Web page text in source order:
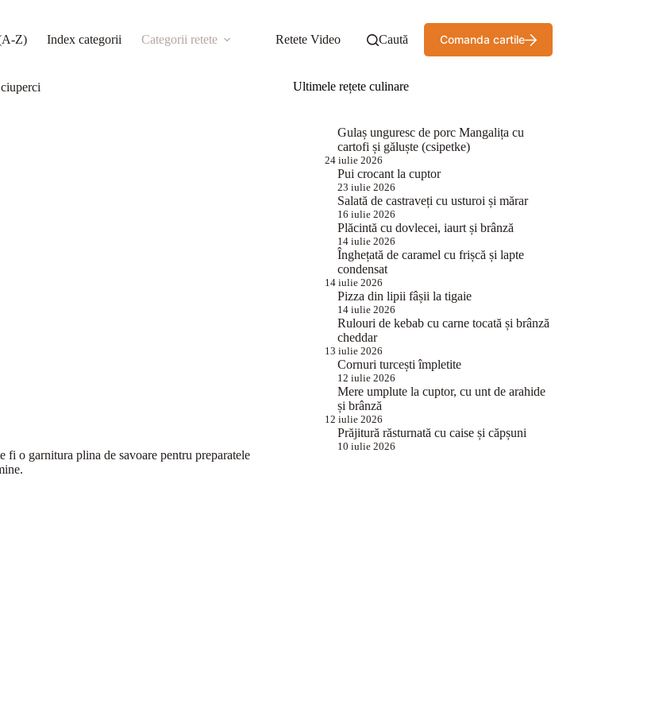
Z) Index categorii Categorii retete Retete Video Caută Comanda cartile
fi o garnitura plina de savoare pentru preparatele
Ultimele rețete culinare
Gulaș unguresc de porc Mangalița cu
cartofi și găluște (csipetke)
24 iulie 2026
Pui crocant la cuptor
23 iulie 2026
Salată de castraveți cu usturoi și mărar
16 iulie 2026
Plăcintă cu dovlecei, iaurt și brânză
14 iulie 2026
Înghețată de caramel cu frișcă și lapte
condensat
14 iulie 2026
Pizza din lipii fâșii la tigaie
14 iulie 2026
Rulouri de kebab cu carne tocată și brânză
cheddar
13 iulie 2026
Cornuri turcești împletite
12 iulie 2026
Mere umplute la cuptor, cu unt de arahide
și brânză
12 iulie 2026
Prăjitură răsturnată cu caise și căpșuni
10 iulie 2026